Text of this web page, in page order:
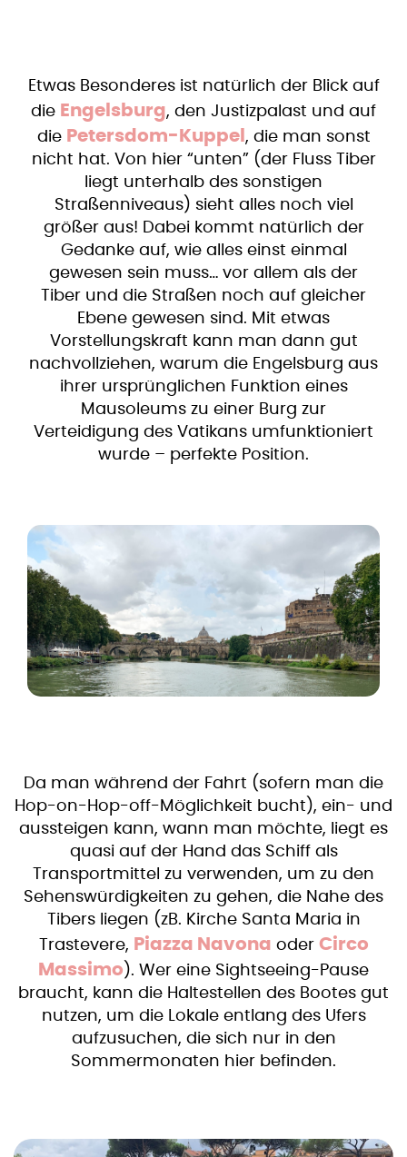
Etwas Besonderes ist natürlich der Blick auf
die Engelsburg, den Justizpalast und auf
die Petersdom-Kuppel , die man sonst
nicht hat. Von hier “unten” (der Fluss Tiber
liegt unterhalb des sonstigen
Straßenniveaus) sieht alles noch viel
größer aus! Dabei kommt natürlich der
Gedanke auf, wie alles einst einmal
gewesen sein muss… vor allem als der
Tiber und die Straßen noch auf gleicher
Ebene gewesen sind. Mit etwas
Vorstellungskraft kann man dann gut
nachvollziehen, warum die Engelsburg aus
ihrer ursprünglichen Funktion eines
Mausoleums zu einer Burg zur
Verteidigung des Vatikans umfunktioniert
wurde – perfekte Position.
Da man während der Fahrt (sofern man die
Hop-on-Hop-off-Möglichkeit bucht), ein- und
aussteigen kann, wann man möchte, liegt es
quasi auf der Hand das Schiff als
Transportmittel zu verwenden, um zu den
Sehenswürdigkeiten zu gehen, die Nahe des
Tibers liegen (zB. Kirche Santa Maria in
Trastevere, Piazza Navona oder Circo
Massimo ). Wer eine Sightseeing-Pause
braucht, kann die Haltestellen des Bootes gut
nutzen, um die Lokale entlang des Ufers
aufzusuchen, die sich nur in den
Sommermonaten hier befinden.